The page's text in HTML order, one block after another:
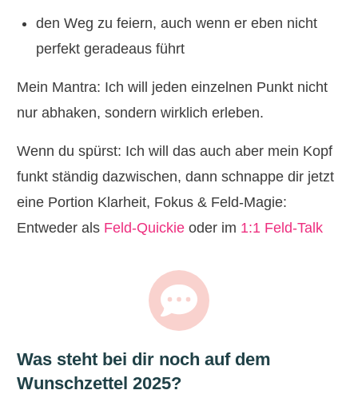
den Weg zu feiern, auch wenn er eben nicht
perfekt geradeaus führt
Mein Mantra: Ich will jeden einzelnen Punkt nicht
nur abhaken, sondern wirklich erleben.
Wenn du spürst: Ich will das auch aber mein Kopf
funkt ständig dazwischen, dann schnappe dir jetzt
eine Portion Klarheit, Fokus & Feld-Magie:
Entweder als Feld-Quickie oder im 1:1 Feld-Talk
Was steht bei dir noch auf dem
Wunschzettel 2025?